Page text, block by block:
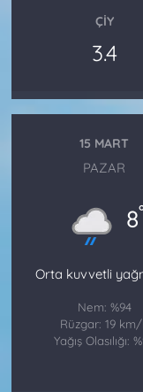
ÇIY
3.4
15 MART
PAZAR
8
Orta kuvvetli
Nem: %94
Rüzgar: 19
Yağış Olasılığı: